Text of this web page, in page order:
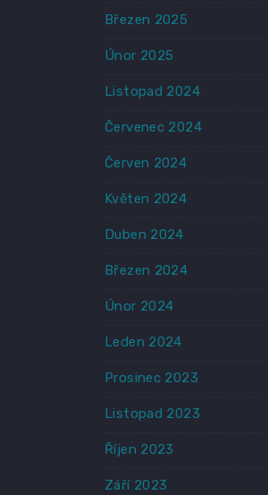
Březen 2025
Únor 2025
Listopad 2024
Červenec 2024
Červen 2024
Květen 2024
Duben 2024
Březen 2024
Únor 2024
Leden 2024
Prosinec 2023
Listopad 2023
Říjen 2023
Září 2023